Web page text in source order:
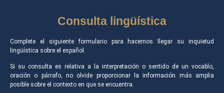
Consulta lingüística
Complete el siguiente formulario para hacernos llegar su inquietud
lingüística sobre el español.
Si su consulta es relativa a la interpretación o sentido de un vocablo,
oración o párrafo, no olvide proporcionar la información más amplia
posible sobre el contexto en que se encuentra.